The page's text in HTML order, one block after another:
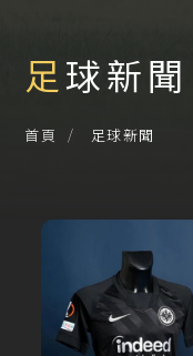
足球新聞
首頁 足球新聞